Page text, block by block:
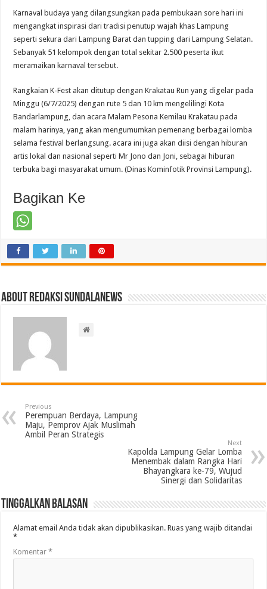
Karnaval budaya yang dilangsungkan pada pembukaan sore hari ini
mengangkat inspirasi dari tradisi penutup wajah khas Lampung
seperti sekura dari Lampung Barat dan tupping dari Lampung Selatan.
Sebanyak 51 kelompok dengan total sekitar 2.500 peserta ikut
meramaikan karnaval tersebut.
Rangkaian K-Fest akan ditutup dengan Krakatau Run yang digelar pada
Minggu (6/7/2025) dengan rute 5 dan 10 km mengelilingi Kota
Bandarlampung, dan acara Malam Pesona Kemilau Krakatau pada
malam harinya, yang akan mengumumkan pemenang berbagai lomba
selama festival berlangsung. acara ini juga akan diisi dengan hiburan
artis lokal dan nasional seperti Mr Jono dan Joni, sebagai hiburan
terbuka bagi masyarakat umum. (Dinas Kominfotik Provinsi Lampung).
Bagikan Ke
About Redaksi Sundalanews
Previous
Perempuan Berdaya, Lampung
Maju, Pemprov Ajak Muslimah
Ambil Peran Strategis
Next
Kapolda Lampung Gelar Lomba
Menembak dalam Rangka Hari
Bhayangkara ke-79, Wujud
Sinergi dan Solidaritas
Tinggalkan Balasan
Alamat email Anda tidak akan dipublikasikan. Ruas yang wajib ditandai
*
Komentar*